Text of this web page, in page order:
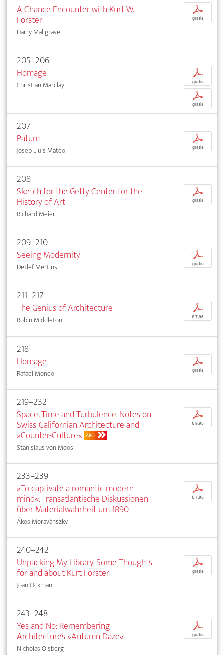
A Chance Encounter with Kurt W.
Forster
Harry Mallgrave
p
gratis
205–206
Homage
Christian Marclay
p
gratis
p
gratis
207
Patum
Josep Lluís Mateo
p
gratis
208
Sketch for the Getty Center for the
History of Art
Richard Meier
p
gratis
209–210
Seeing Modernity
Detlef Mertins
p
gratis
211–217
The Genius of Architecture
Robin Middleton
p
€ 7,95
218
Homage
Rafael Moneo
p
gratis
219–232
Space, Time and Turbulence. Notes on
Swiss-Californian Architecture and
»Counter-Culture« ABO
Stanislaus von Moos
p
€ 9,95
233–239
»To captivate a romantic modern
mind«. Transatlantische Diskussionen
über Materialwahrheit um 1890
Ákos Moravánszky
p
€ 7,95
240–242
Unpacking My Library. Some Thoughts
for and about Kurt Forster
Joan Ockman
p
gratis
243–248
Yes and No: Remembering
Architecture’s »Autumn Daze«
Nicholas Olsberg
p
gratis